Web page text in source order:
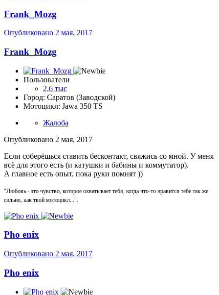
Frank_Mozg
Опубликовано 2 мая, 2017
Frank_Mozg
Пользователи
2,6 тыс
Город: Саратов (Заводской)
Мотоцикл: Jawa 350 TS
Жалоба
Опубликовано 2 мая, 2017
Если соберёшься ставить бесконтакт, свяжись со мной. У меня
всё для этого есть (и катушки и бабины и коммутатор).
А главное есть опыт, пока руки помнят ))
"Любовь - это чувство, которое охватывает тебя, когда что-то нравится тебе так же
сильно, как твой мотоцикл...".
Pho enix
Опубликовано 2 мая, 2017
Pho enix